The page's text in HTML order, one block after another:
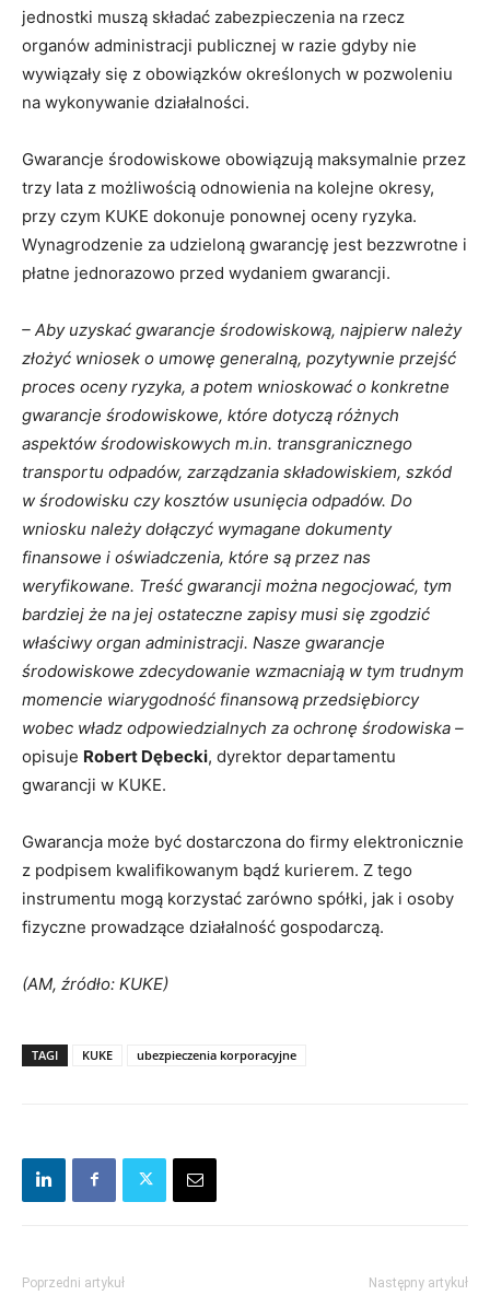
jednostki muszą składać zabezpieczenia na rzecz
organów administracji publicznej w razie gdyby nie
wywiązały się z obowiązków określonych w pozwoleniu
na wykonywanie działalności.
Gwarancje środowiskowe obowiązują maksymalnie przez
trzy lata z możliwością odnowienia na kolejne okresy,
przy czym KUKE dokonuje ponownej oceny ryzyka.
Wynagrodzenie za udzieloną gwarancję jest bezzwrotne i
płatne jednorazowo przed wydaniem gwarancji.
– Aby uzyskać gwarancje środowiskową, najpierw należy
złożyć wniosek o umowę generalną, pozytywnie przejść
proces oceny ryzyka, a potem wnioskować o konkretne
gwarancje środowiskowe, które dotyczą różnych
aspektów środowiskowych m.in. transgranicznego
transportu odpadów, zarządzania składowiskiem, szkód
w środowisku czy kosztów usunięcia odpadów. Do
wniosku należy dołączyć wymagane dokumenty
finansowe i oświadczenia, które są przez nas
weryfikowane. Treść gwarancji można negocjować, tym
bardziej że na jej ostateczne zapisy musi się zgodzić
właściwy organ administracji. Nasze gwarancje
środowiskowe zdecydowanie wzmacniają w tym trudnym
momencie wiarygodność finansową przedsiębiorcy
wobec władz odpowiedzialnych za ochronę środowiska –
opisuje Robert Dębecki, dyrektor departamentu
gwarancji w KUKE.
Gwarancja może być dostarczona do firmy elektronicznie
z podpisem kwalifikowanym bądź kurierem. Z tego
instrumentu mogą korzystać zarówno spółki, jak i osoby
fizyczne prowadzące działalność gospodarczą.
(AM, źródło: KUKE)
TAGI KUKE ubezpieczenia korporacyjne
Poprzedni artykuł Następny artykuł